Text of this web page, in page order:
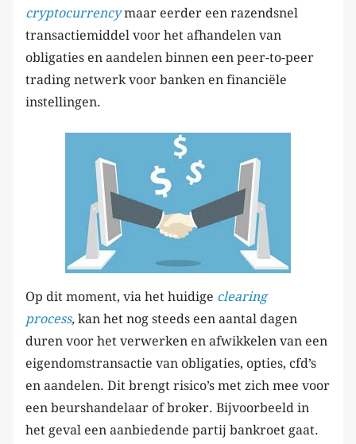
cryptocurrencymaar eerder een razendsnel
transactiemiddel voor het afhandelen van
obligaties en aandelen binnen een peer-to-peer
trading netwerk voor banken en financiële
instellingen.
Op dit moment, via het huidige clearing
process, kan het nog steeds een aantal dagen
duren voor het verwerken en afwikkelen van een
eigendomstransactie van obligaties, opties, cfd’s
en aandelen. Dit brengt risico’s met zich mee voor
een beurshandelaar of broker. Bijvoorbeeld in
het geval een aanbiedende partij bankroet gaat.